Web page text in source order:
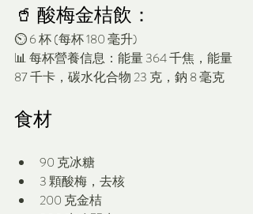
🥤 酸梅金桔飲：
⏲️ 6 杯 (每杯 180 毫升)
📊 每杯營養信息：能量 364 千焦，能量
87 千卡，碳水化合物 23 克，鈉 8 毫克
食材
90 克冰糖
3 顆酸梅，去核
200 克金桔